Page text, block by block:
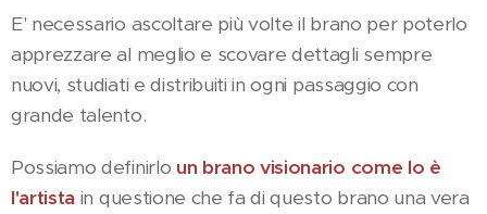
E' necessario ascoltare più volte il brano per poterlo
apprezzare al meglio e scovare dettagli sempre
nuovi, studiati e distribuiti in ogni passaggio con
grande talento.
Possiamo definirlo un brano visionario come lo è
l'artista in questione che fa di questo brano una vera